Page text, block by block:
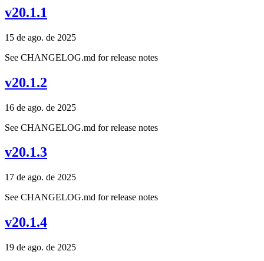
v20.1.1
15 de ago. de 2025
See CHANGELOG.md for release notes
v20.1.2
16 de ago. de 2025
See CHANGELOG.md for release notes
v20.1.3
17 de ago. de 2025
See CHANGELOG.md for release notes
v20.1.4
19 de ago. de 2025